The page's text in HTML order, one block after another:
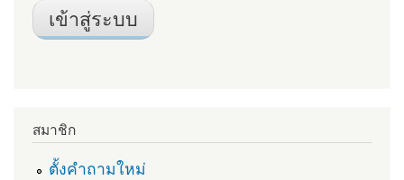
สมาชิก
ตั้งคำถามใหม่